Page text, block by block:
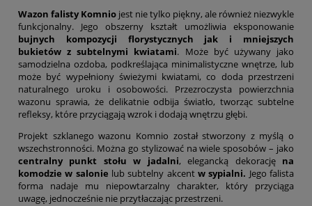
Wazon falisty Komnio jest nie tylko piękny, ale również niezwykle
funkcjonalny. Jego obszerny kształt umożliwia eksponowanie
bujnych kompozycji florystycznych jak i mniejszych
bukietów z subtelnymi kwiatami. Może być używany jako
samodzielna ozdoba, podkreślająca minimalistyczne wnętrze, lub
może być wypełniony świeżymi kwiatami, co doda przestrzeni
naturalnego uroku i osobowości. Przezroczysta powierzchnia
wazonu sprawia, że delikatnie odbija światło, tworząc subtelne
refleksy, które przyciągają wzrok i dodają wnętrzu głębi.
Projekt szklanego wazonu Komnio został stworzony z myślą o
wszechstronności. Można go stylizować na wiele sposobów – jako
centralny punkt stołu w jadalni, elegancką dekorację na
komodzie w salonie lub subtelny akcentw sypialni. Jego falista
forma nadaje mu niepowtarzalny charakter, który przyciąga
uwagę, jednocześnie nie przytłaczając przestrzeni.